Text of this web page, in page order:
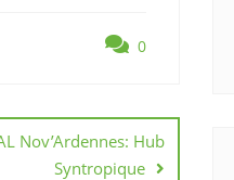
0
Nov’Ardennes: Hub
Syntropique